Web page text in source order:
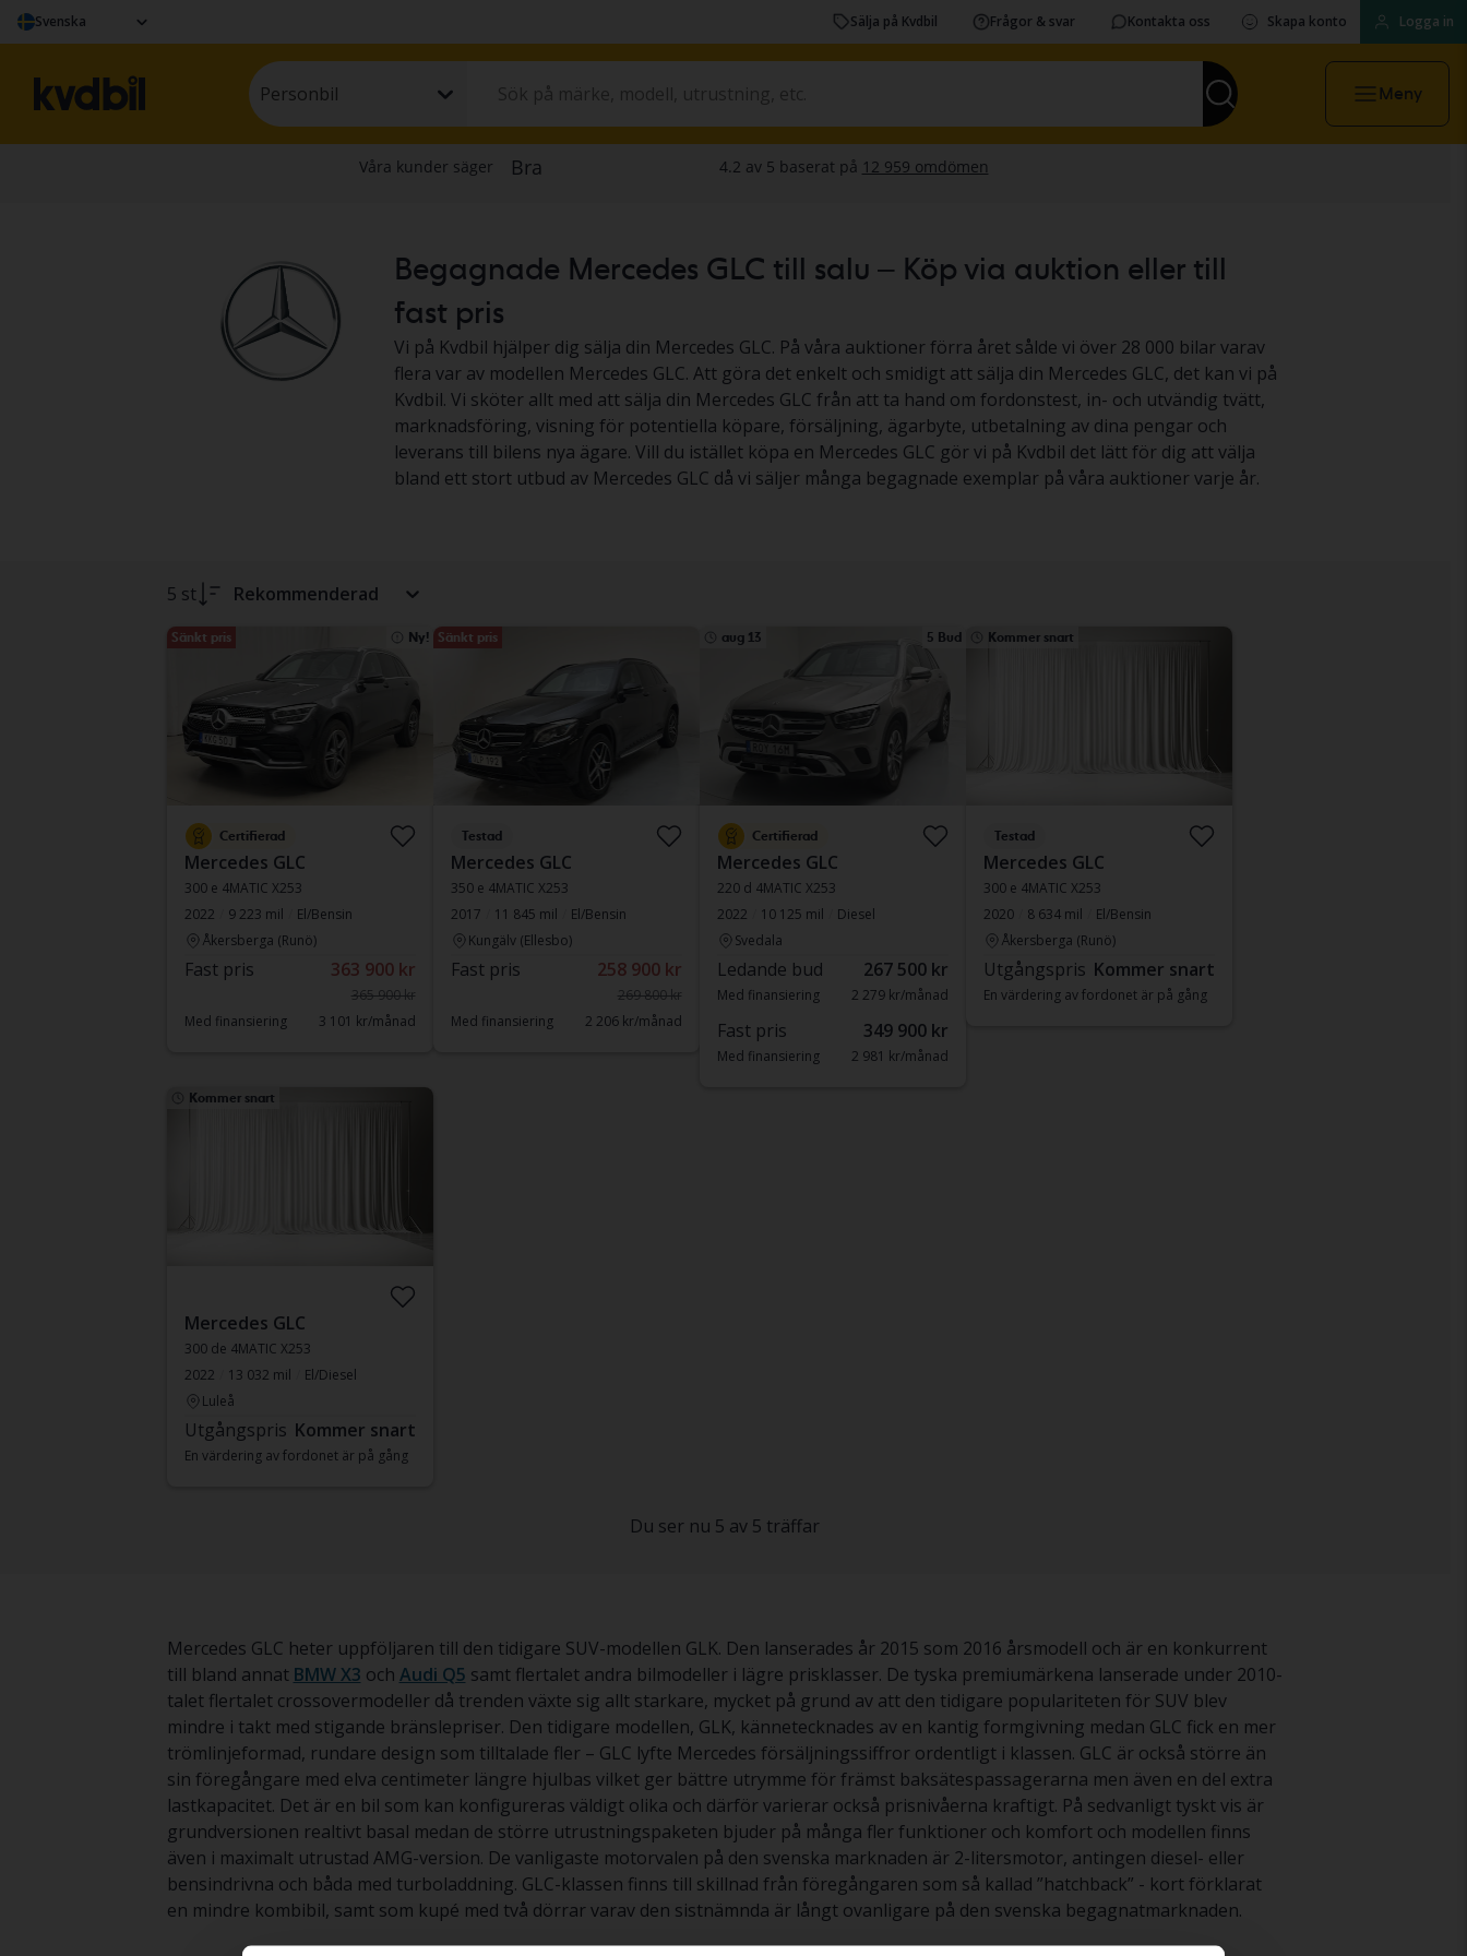
Svenska Sälja på Kvdbil Frågor & svar Kontakta oss Skapa konto Logga in
Personbil Meny
Begagnade Mercedes GLC till salu – Köp via auktion eller till
fast pris
Vi på Kvdbil hjälper dig sälja din Mercedes GLC. På våra auktioner förra året sålde vi över 28 000 bilar varav
flera var av modellen Mercedes GLC. Att göra det enkelt och smidigt att sälja din Mercedes GLC, det kan vi på
Kvdbil. Vi sköter allt med att sälja din Mercedes GLC från att ta hand om fordonstest, in- och utvändig tvätt,
marknadsföring, visning för potentiella köpare, försäljning, ägarbyte, utbetalning av dina pengar och
leverans till bilens nya ägare. Vill du istället köpa en Mercedes GLC gör vi på Kvdbil det lätt för dig att välja
bland ett stort utbud av Mercedes GLC då vi säljer många begagnade exemplar på våra auktioner varje år.
5 st Rekommenderad
Sänkt pris Ny!
Certifierad
Mercedes GLC
300 e 4MATIC X253
2022
9 223 mil
El/Bensin
Åkersberga (Runö)
Fast pris 363 900 kr
365 900 kr
Med finansiering
3 101 kr/månad
Sänkt pris
Testad
Mercedes GLC
350 e 4MATIC X253
2017
11 845 mil
El/Bensin
Kungälv (Ellesbo)
Fast pris 258 900 kr
269 800 kr
Med finansiering
2 206 kr/månad
aug 13 5 Bud
Certifierad
Mercedes GLC
220 d 4MATIC X253
2022
10 125 mil
Diesel
Svedala
Ledande bud 267 500 kr
Med finansiering 2 279 kr/månad
Fast pris 349 900 kr
Med finansiering 2 981 kr/månad
Kommer snart
Testad
Mercedes GLC
300 e 4MATIC X253
2020
8 634 mil
El/Bensin
Åkersberga (Runö)
Utgångspris Kommer snart
En värdering av fordonet är på gång
Kommer snart
Mercedes GLC
300 de 4MATIC X253
2022
13 032 mil
El/Diesel
Luleå
Utgångspris Kommer snart
En värdering av fordonet är på gång
Du ser nu 5 av 5 träffar
Mercedes GLC heter uppföljaren till den tidigare SUV-modellen GLK. Den lanserades år 2015 som 2016 årsmodell och är en konkurrent
till bland annat BMW X3 och Audi Q5 samt flertalet andra bilmodeller i lägre prisklasser. De tyska premiumärkena lanserade under 2010-
talet flertalet crossovermodeller då trenden växte sig allt starkare, mycket på grund av att den tidigare populariteten för SUV blev
mindre i takt med stigande bränslepriser. Den tidigare modellen, GLK, kännetecknades av en kantig formgivning medan GLC fick en mer
trömlinjeformad, rundare design som tilltalade fler – GLC lyfte Mercedes försäljningssiffror ordentligt i klassen. GLC är också större än
sin föregångare med elva centimeter längre hjulbas vilket ger bättre utrymme för främst baksätespassagerarna men även en del extra
lastkapacitet. Det är en bil som kan konfigureras väldigt olika och därför varierar också prisnivåerna kraftigt. På sedvanligt tyskt vis är
grundversionen realtivt basal medan de större utrustningspaketen bjuder på många fler funktioner och komfort och modellen finns
även i maximalt utrustad AMG-version. De vanligaste motorvalen på den svenska marknaden är 2-litersmotor, antingen diesel- eller
bensindrivna och båda med turboladdning. GLC-klassen finns till skillnad från föregångaren som så kallad ”hatchback” - kort förklarat
en mindre kombibil, samt som kupé med två dörrar varav den sistnämnda är långt ovanligare på den svenska begagnatmarknaden.